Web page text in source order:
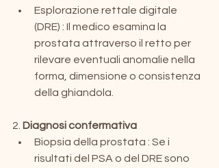
Esplorazione rettale digitale
(DRE) : Il medico esamina la
prostata attraverso il retto per
rilevare eventuali anomalie nella
forma, dimensione o consistenza
della ghiandola.
2. Diagnosi confermativa
Biopsia della prostata : Se i
risultati del PSA o del DRE sono